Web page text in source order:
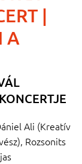
|
A
Ali (Kreatív
Rozsonits